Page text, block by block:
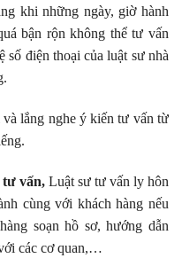
khi những ngày, giờ hành
bận rộn không thể tư vấn
điện thoại của luật sư nhà
lắng nghe ý kiến tư vấn từ
tư vấn, Luật sư tư vấn ly hôn
cùng với khách hàng nếu
soạn hồ sơ, hướng dẫn
các cơ quan,…